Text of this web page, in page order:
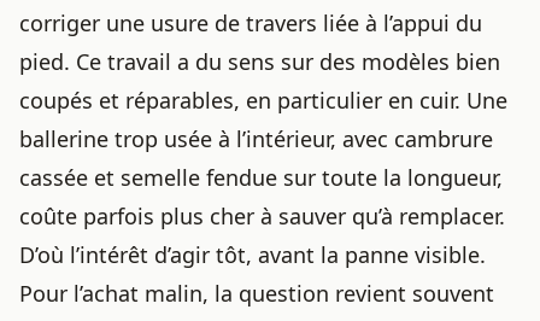
corriger une usure de travers liée à l’appui du
pied. Ce travail a du sens sur des modèles bien
coupés et réparables, en particulier en cuir. Une
ballerine trop usée à l’intérieur, avec cambrure
cassée et semelle fendue sur toute la longueur,
coûte parfois plus cher à sauver qu’à remplacer.
D’où l’intérêt d’agir tôt, avant la panne visible.
Pour l’achat malin, la question revient souvent